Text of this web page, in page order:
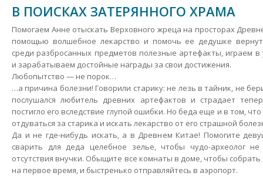
В ПОИСКАХ ЗАТЕРЯННОГО ХРАМА
Помогаем Анне отыскать Верховного жреца на просторах
помощью волшебное лекарство и помочь ее дедушке
среди разбросанных предметов полезные артефакты, играем
и зарабатываем достойные награды за свои достижения.
Любопытство — не порок…
…а причина болезни! Говорили старику: не лезь в тайник, не
послушался любитель древних артефактов и страдает
постигло его вследствие глупой ошибки. Но беда еще и в том,
отдуваться за старика и искать лекарство от его страшной
Да и не где-нибудь искать, а в Древнем Китае! Помогите
сварить для деда целебное зелье, чтобы чудо-археолог
отсутствия внучки. Обыщите все комнаты в доме, чтобы
на первое время, и быстренько отправляйтесь в аэропорт.